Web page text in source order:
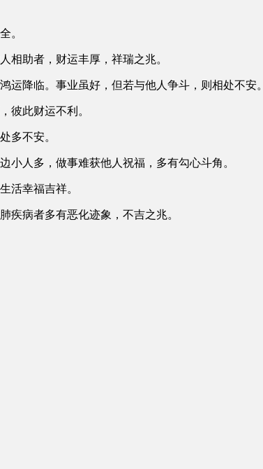
。
相助者，财运丰厚，祥瑞之兆。
运降临。事业虽好，但若与他人争斗，则相处不安。
彼此财运不利。
多不安。
小人多，做事难获他人祝福，多有勾心斗角。
活幸福吉祥。
疾病者多有恶化迹象，不吉之兆。